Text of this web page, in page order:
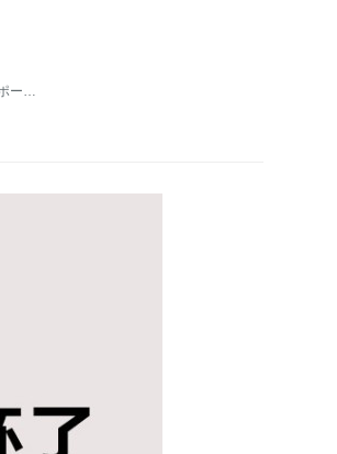
AI音声機能：AI音声機能をサポートする